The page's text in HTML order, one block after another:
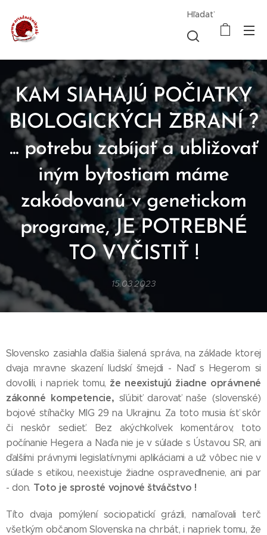
Hľadať
KAM SIAHAJÚ POČIATKY
BIOLOGICKÝCH ZBRANÍ ?
... potrebu zabíjať a ubližovať
iným bytostiam máme
zakódovanú v genetickom
programe, JE POTREBNÉ
TO VYČISTIŤ !
15.03.2023
Slovensko zasiahla ďalšia šialená správa, na základe ktorej
dvaja mravne skazení ľudskí šmejdi - Naď s Hegerom si
dovolili, i napriek tomu, že neexistujú žiadne oprávnené
zákonné kompetencie, sľúbiť darovať naše (slovenské)
bojové stíhačky MIG 29 na Ukrajinu. Za toto musia ísť skôr
či neskôr sedieť. Bez akýchkoľvek komentárov, toto
počínanie Hegera a Naďa nie je v súlade s Ústavou SR, ani
ďalšími právnymi legislatívnymi aplikáciami a už vôbec nie v
súlade s etikou, neexistuje žiadne ospravedlnenie, ani par
- don. Toto je sprosté vojnové štváčstvo !
Títo dvaja pomýlení sociopatickí grázli, namaľovali terč
všetkým občanom Slovenska na chrbát, i napriek tomu, že